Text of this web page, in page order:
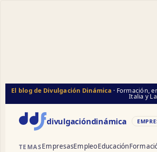
El blog de Divulgación Dinámica · Formación,
Italia y
divulgacióndinámica
TEMASEmpresasEmpleoEducación